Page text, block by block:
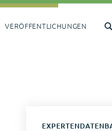
VERÖFFENTLICHUNGEN